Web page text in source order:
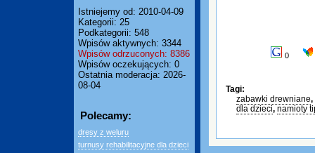
Istniejemy od: 2010-04-09
Kategorii: 25
Podkategorii: 548
Wpisów aktywnych: 3344
Wpisów odrzuconych: 8386
Wpisów oczekujących: 0
Ostatnia moderacja: 2026-
08-04
Polecamy:
dresy z weluru
turnusy rehabilitacyjne dla dzieci
0
Tagi:
zabawki drewniane,
dla dzieci, namioty